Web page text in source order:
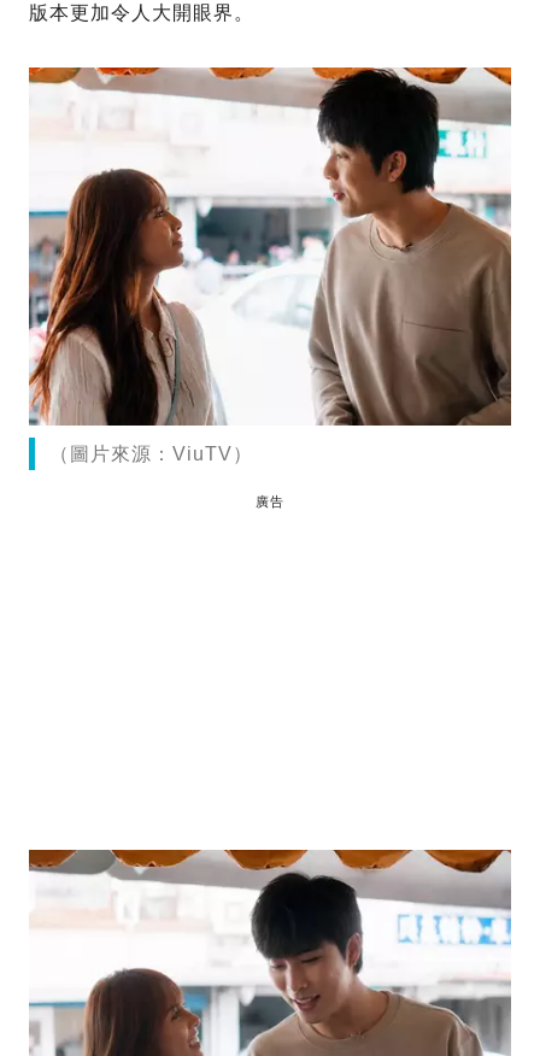
版本更加令人大開眼界。
（圖片來源：ViuTV）
廣告